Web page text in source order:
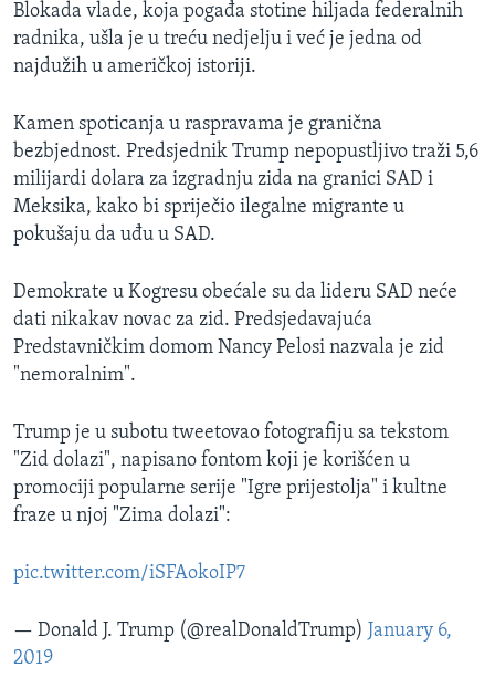
Blokada vlade, koja pogađa stotine hiljada federalnih
radnika, ušla je u treću nedjelju i već je jedna od
najdužih u američkoj istoriji.
Kamen spoticanja u raspravama je granična
bezbjednost. Predsjednik Trump nepopustljivo traži 5,6
milijardi dolara za izgradnju zida na granici SAD i
Meksika, kako bi spriječio ilegalne migrante u
pokušaju da uđu u SAD.
Demokrate u Kogresu obećale su da lideru SAD neće
dati nikakav novac za zid. Predsjedavajuća
Predstavničkim domom Nancy Pelosi nazvala je zid
"nemoralnim".
Trump je u subotu tweetovao fotografiju sa tekstom
"Zid dolazi", napisano fontom koji je korišćen u
promociji popularne serije "Igre prijestolja" i kultne
fraze u njoj "Zima dolazi":
pic.twitter.com/iSFAokoIP7
— Donald J. Trump (@realDonaldTrump) January 6,
2019